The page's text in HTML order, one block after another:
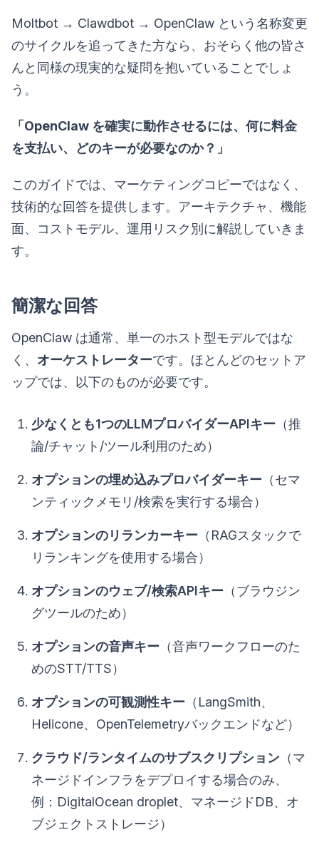
Moltbot → Clawdbot → OpenClaw という名称変更
のサイクルを追ってきた方なら、おそらく他の皆さ
んと同様の現実的な疑問を抱いていることでしょ
う。
「OpenClaw を確実に動作させるには、何に料金
を支払い、どのキーが必要なのか？」
このガイドでは、マーケティングコピーではなく、
技術的な回答を提供します。アーキテクチャ、機能
面、コストモデル、運用リスク別に解説していきま
す。
簡潔な回答
OpenClaw は通常、単一のホスト型モデルではな
く、 オーケストレーターです。ほとんどのセットア
ップでは、以下のものが必要です。
少なくとも1つのLLMプロバイダーAPIキー （推
論/チャット/ツール利用のため）
オプションの埋め込みプロバイダーキー （セマ
ンティックメモリ/検索を実行する場合）
オプションのリランカーキー （RAGスタックで
リランキングを使用する場合）
オプションのウェブ/検索APIキー （ブラウジン
グツールのため）
オプションの音声キー （音声ワークフローのた
めのSTT/TTS）
オプションの可観測性キー （LangSmith、
Helicone、OpenTelemetryバックエンドなど）
クラウド/ランタイムのサブスクリプション （マ
ネージドインフラをデプロイする場合のみ、
例：DigitalOcean droplet、マネージドDB、オ
ブジェクトストレージ）